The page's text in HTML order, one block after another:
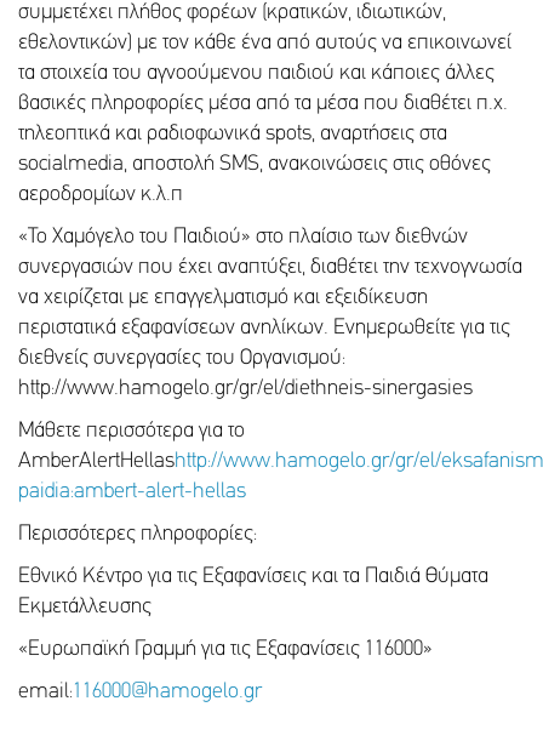
συμμετέχει πλήθος φορέων (κρατικών, ιδιωτικών,
εθελοντικών) με τον κάθε ένα από αυτούς να επικοινωνεί
τα στοιχεία του αγνοούμενου παιδιού και κάποιες άλλες
βασικές πληροφορίες μέσα από τα μέσα που διαθέτει π.χ.
τηλεοπτικά και ραδιοφωνικά spots, αναρτήσεις στα
socialmedia, αποστολή SMS, ανακοινώσεις στις οθόνες
αεροδρομίων κ.λ.π
«Το Χαμόγελο του Παιδιού» στο πλαίσιο των διεθνών
συνεργασιών που έχει αναπτύξει, διαθέτει την τεχνογνωσία
να χειρίζεται με επαγγελματισμό και εξειδίκευση
περιστατικά εξαφανίσεων ανηλίκων. Ενημερωθείτε για τις
διεθνείς συνεργασίες του Οργανισμού:
http://www.hamogelo.gr/gr/el/diethneis-sinergasies
Μάθετε περισσότερα για το
AmberAlertHellashttp://www.hamogelo.gr/gr/el/
paidia:ambert-alert-hellas
Περισσότερες πληροφορίες:
Εθνικό Κέντρο για τις Εξαφανίσεις και τα Παιδιά Θύματα
Εκμετάλλευσης
«Ευρωπαϊκή Γραμμή για τις Εξαφανίσεις 116000»
email:116000@hamogelo.gr